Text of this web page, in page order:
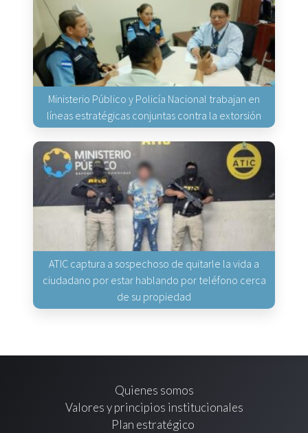
Ministerio Público y Policía Nacional trabajan en
líneas estratégicas conjuntas contra la extorsión
ATIC captura a sospechoso de quitarle la vida a
ciudadano por estar hablando por teléfono cerca
de su propiedad
Quienes somos
Valores y principios institucionales
Plan estratégico